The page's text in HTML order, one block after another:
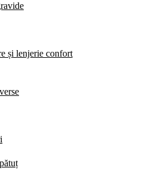
și lenjerie confort